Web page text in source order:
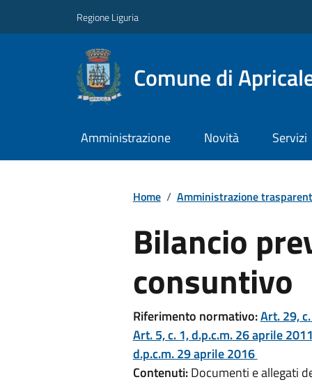
Regione Liguria
Comune di
Amministrazione Novità Servizi
Home / Amministrazione
Bilancio
consuntivo
Riferimento normativo:Art. 29,
Art. 5, c. 1, d.p.c.m. 26 aprile
d.p.c.m. 29 aprile 2016
Contenuti:Documenti e allegati